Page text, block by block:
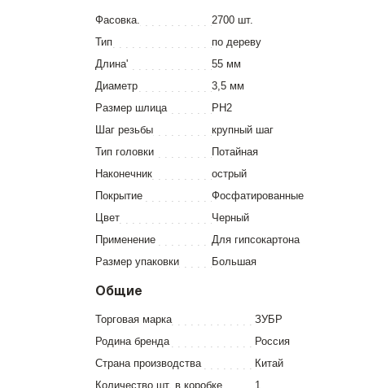
Фасовка.
2700 шт.
Тип
по дереву
Длина'
55 мм
Диаметр
3,5 мм
Размер шлица
PH2
Шаг резьбы
крупный шаг
Тип головки
Потайная
Наконечник
острый
Покрытие
Фосфатированные
Цвет
Черный
Применение
Для гипсокартона
Размер упаковки
Большая
Общие
Торговая марка
ЗУБР
Родина бренда
Россия
Страна производства
Китай
Количество шт. в коробке
1